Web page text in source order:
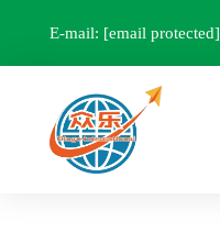
E-mail: [email protected]